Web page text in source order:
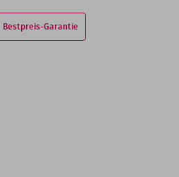
Bestpreis-Garantie